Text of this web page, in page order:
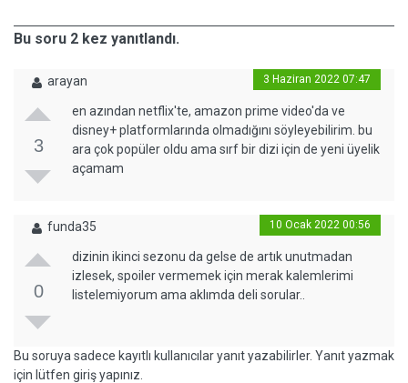
Bu soru 2 kez yanıtlandı.
arayan 3 Haziran 2022 07:47
3
en azından netflix'te, amazon prime video'da ve
disney+ platformlarında olmadığını söyleyebilirim. bu
ara çok popüler oldu ama sırf bir dizi için de yeni üyelik
açamam
funda35 10 Ocak 2022 00:56
0
dizinin ikinci sezonu da gelse de artık unutmadan
izlesek, spoiler vermemek için merak kalemlerimi
listelemiyorum ama aklımda deli sorular..
Bu soruya sadece kayıtlı kullanıcılar yanıt yazabilirler. Yanıt yazmak
için lütfen giriş yapınız.